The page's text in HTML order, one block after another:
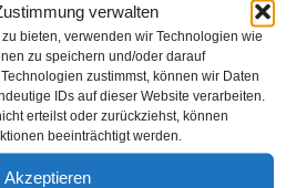
verwalten
bieten, verwenden wir Technologien wie
zu speichern und/oder darauf
zustimmst, können wir Daten
IDs auf dieser Website verarbeiten.
erteilst oder zurückziehst, können
beeinträchtigt werden.
Akzeptieren